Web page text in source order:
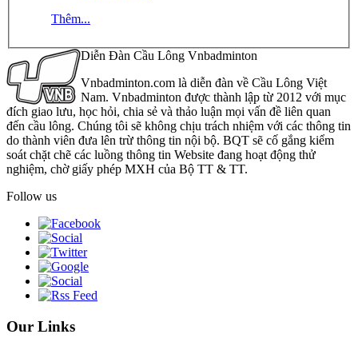
Thêm...
Diễn Đàn Cầu Lông Vnbadminton
Vnbadminton.com là diễn đàn về Cầu Lông Việt
Nam. Vnbadminton được thành lập từ 2012 với mục
đích giao lưu, học hỏi, chia sẻ và thảo luận mọi vấn đề liên quan
đến cầu lông. Chúng tôi sẽ không chịu trách nhiệm với các thông tin
do thành viên đưa lên trừ thông tin nội bộ. BQT sẽ cố gắng kiểm
soát chặt chẽ các luồng thông tin Website đang hoạt động thử
nghiệm, chờ giấy phép MXH của Bộ TT & TT.
Follow us
Our Links